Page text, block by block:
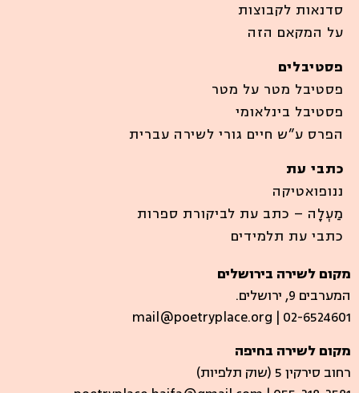
סדנאות לקבוצות
על המקאם הזה
פסטיבלים
פסטיבל מטר על מטר
פסטיבל בינלאומי
הפרס ע”ש חיים גורי לשירה עברית
כתבי עת
ננופואטיקה
מַעְלָה – כתב עת לביקורת ספרות
כתבי עת תלמידים
מקום לשירה בירושלים
המערבים 9, ירושלים.
mail@poetryplace.org | 02-6524601
מקום לשירה בחיפה
רחוב סירקין 5 (שוק תלפיות)​